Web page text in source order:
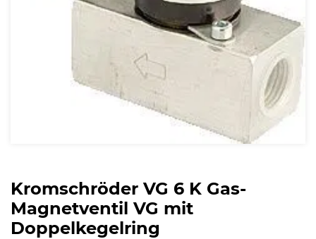
Kromschröder VG 6 K Gas-
Magnetventil VG mit
Doppelkegelring